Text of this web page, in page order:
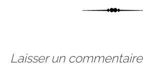
Laisser un commentaire